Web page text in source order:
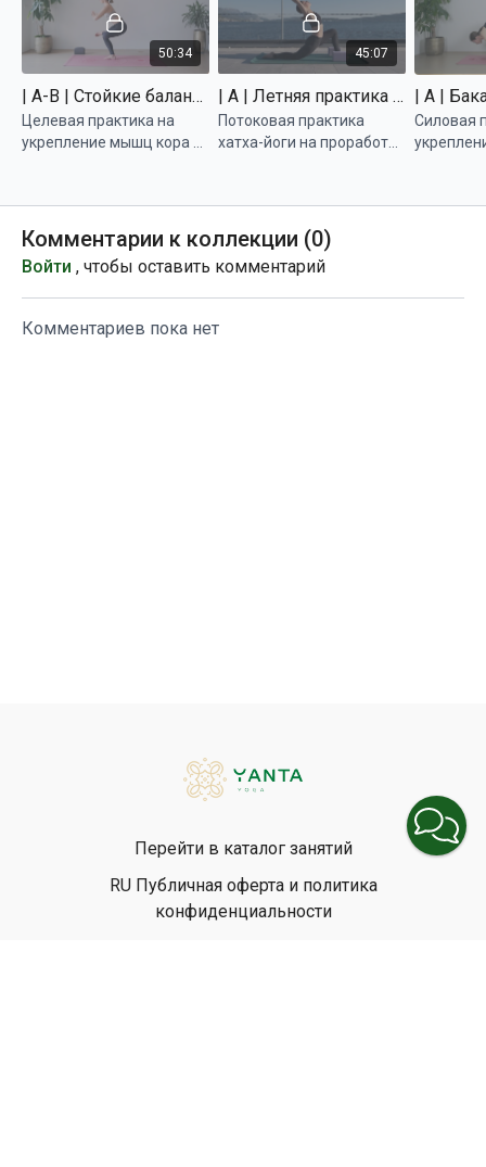
50:34
| A-B | Стойкие балансы | Татьяна Маркелова
Целевая практика на
укрепление мышц кора и
балансовых асан стоя
45:07
| A | Летняя практика | Татьяна Маркелова
Потоковая практика
хатха-йоги на проработку
Силовая
Комментарии к коллекции (0)
Войти , чтобы оставить комментарий
Комментариев пока нет
Перейти в каталог занятий
RU Публичная оферта и политика
конфиденциальности